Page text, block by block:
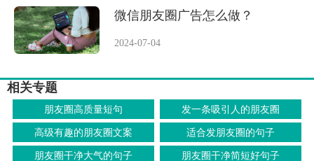
微信朋友圈广告怎么做？
2024-07-04
相关专题
朋友圈高质量短句 发一条吸引人的朋友圈
高级有趣的朋友圈文案 适合发朋友圈的句子
朋友圈干净大气的句子 朋友圈干净简短好句子